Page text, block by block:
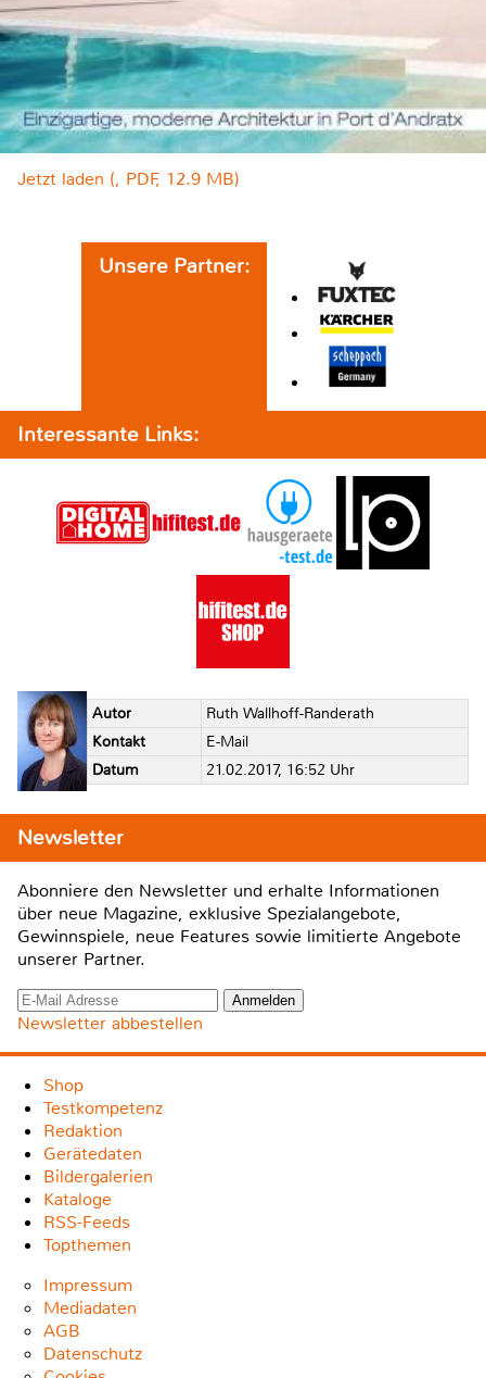
Jetzt laden (, PDF, 12.9 MB)
Unsere Partner:
Interessante Links:
Autor
Ruth Wallhoff-Randerath
Kontakt
E-Mail
Datum
21.02.2017, 16:52 Uhr
Newsletter
Abonniere den Newsletter und erhalte Informationen
über neue Magazine, exklusive Spezialangebote,
Gewinnspiele, neue Features sowie limitierte Angebote
unserer Partner.
Newsletter abbestellen
Shop
Testkompetenz
Redaktion
Gerätedaten
Bildergalerien
Kataloge
RSS-Feeds
Topthemen
Impressum
Mediadaten
AGB
Datenschutz